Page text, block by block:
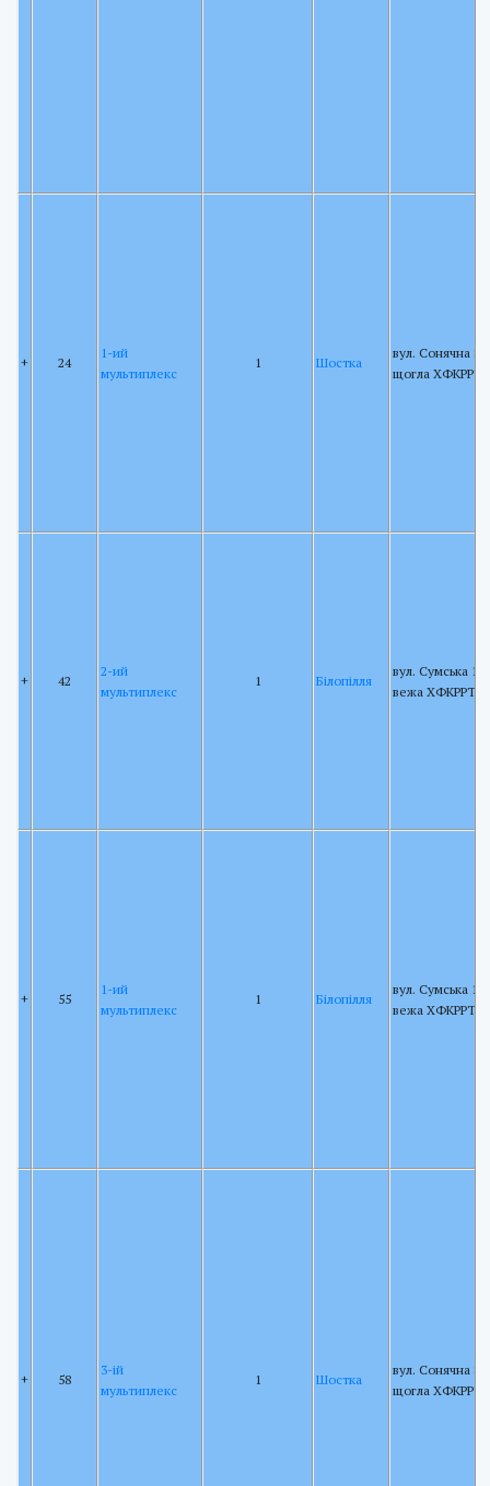
+ 24
1-ий
мультиплекс
1 Шостка
вул. Сонячна 88,
щогла ХФКРРТ
+ 42
2-ий
мультиплекс
1 Білопілля
вул. Сумська 15,
вежа ХФКРРТ
+ 55
1-ий
мультиплекс
1 Білопілля
вул. Сумська 15,
вежа ХФКРРТ
+ 58
3-ій
мультиплекс
1 Шостка
вул. Сонячна 88,
щогла ХФКРРТ